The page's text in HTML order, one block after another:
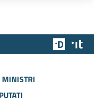
Team
MINISTRI